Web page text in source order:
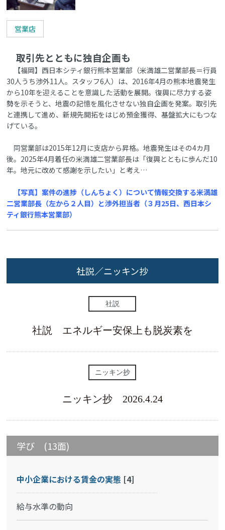
営業店
取引先とともに独自企画も
【福岡】西日本シティ銀行熊本営業部（米満雄二営業部長＝行員
30人うち渉外11人。スタッフ6人）は、2016年4月の熊本地震発生
から10年を迎えることを意識した活動を展開。復興に尽力する姿
勢を示そうと、地震の記憶を風化させない独自企画を発案。取引先
と連携して進め、新規先開拓をはじめ預金獲得、基盤拡大にもつな
げている。
同営業部は2015年12月に支店から昇格。地震発生はその4カ月
後。2025年4月着任の米満雄二営業部長は「復興とともに歩んだ10
年。地元に改めて感謝を示したい」と考え…
【写真】案件の進捗（しんちょく）について情報交換する米満雄
二営業部長（左から２人目）と渉外担当者（３月25日、西日本シ
ティ銀行熊本営業部）
社説／ニッキン抄
社説
社説 エネルギー安保上も脱炭素を
ニッキン抄
ニッキン抄 2026.4.24
学び (13面)
中小企業における賃金の実態 [4]
給与水準の動向